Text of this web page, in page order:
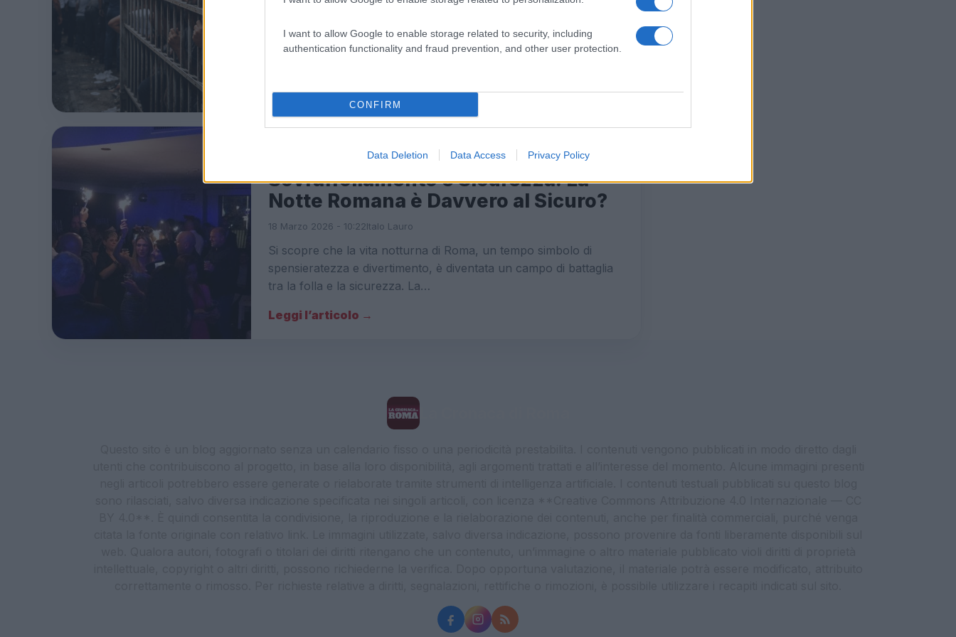
I want to allow Google to enable storage related to security, including
authentication functionality and fraud prevention, and other user protection.
CONFIRM
Data Deletion Data Access Privacy Policy
Roma si trovano in una crisi strutturale mai vista prima. Questa
Leggi l’articolo →
Sovraffollamento e Sicurezza: La
Notte Romana è Davvero al Sicuro?
18 Marzo 2026 - 10:22Italo Lauro
Si scopre che la vita notturna di Roma, un tempo simbolo di
spensieratezza e divertimento, è diventata un campo di battaglia
tra la folla e la sicurezza. La…
Leggi l’articolo →